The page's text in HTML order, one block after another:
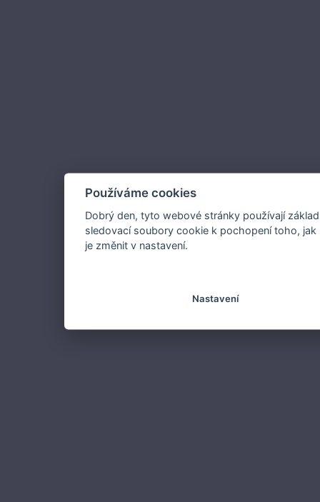
Používáme cookies
Dobrý den, tyto webové stránky používají
sledovací soubory cookie k pochopení toho,
je změnit v nastavení.
Nastavení